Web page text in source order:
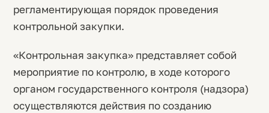
регламентирующая порядок проведения
контрольной закупки.
«Контрольная закупка» представляет собой
мероприятие по контролю, в ходе которого
органом государственного контроля (надзора)
осуществляются действия по созданию